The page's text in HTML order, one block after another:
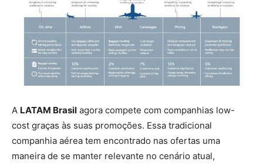
A LATAM Brasil agora compete com companhias low-
cost graças às suas promoções. Essa tradicional
companhia aérea tem encontrado nas ofertas uma
maneira de se manter relevante no cenário atual,